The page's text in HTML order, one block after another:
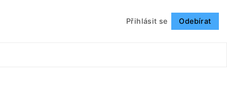
Přihlásit se Odebírat
Sledovat